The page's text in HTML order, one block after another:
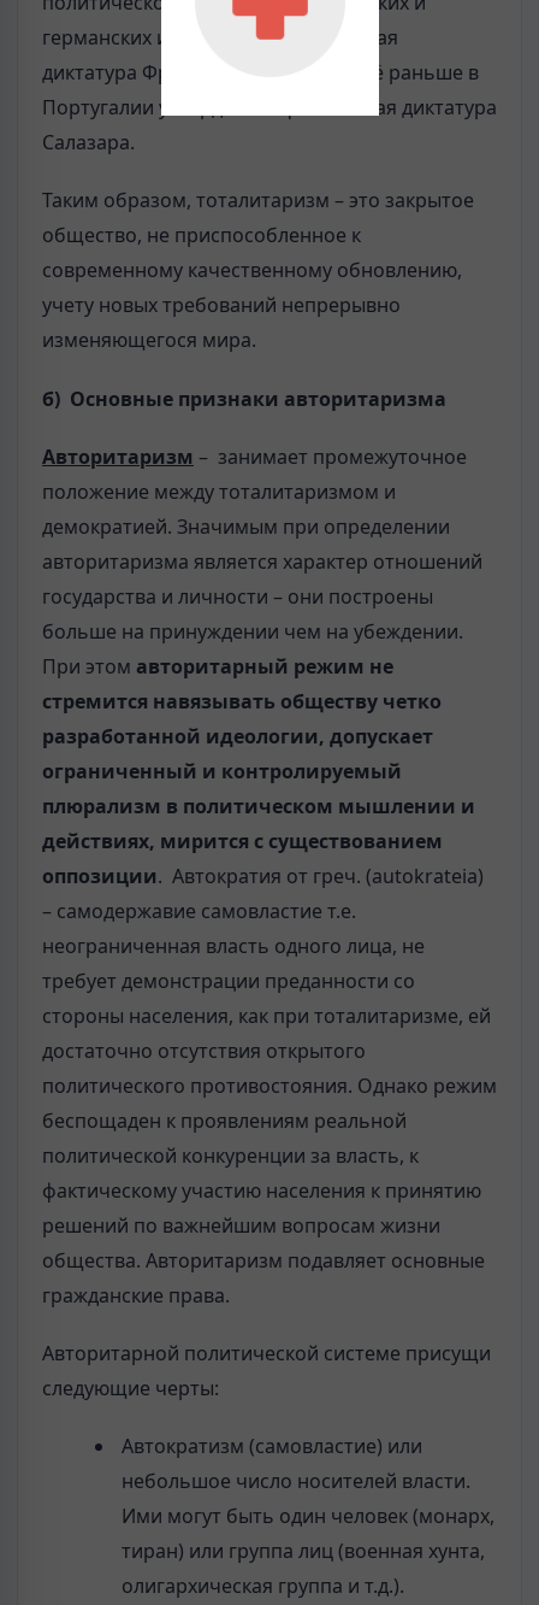
германских интервентов фашистская
диктатура Францисско Франко. Ещё раньше в
Португалии утвердилась фашистская диктатура
Салазара.
Таким образом, тоталитаризм – это закрытое
общество, не приспособленное к
современному качественному обновлению,
учету новых требований непрерывно
изменяющегося мира.
б) Основные признаки авторитаризма
Авторитаризм – занимает промежуточное
положение между тоталитаризмом и
демократией. Значимым при определении
авторитаризма является характер отношений
государства и личности – они построены
больше на принуждении чем на убеждении.
При этом авторитарный режим не
стремится навязывать обществу четко
разработанной идеологии, допускает
ограниченный и контролируемый
плюрализм в политическом мышлении и
действиях, мирится с существованием
оппозиции. Автократия от греч. (autokrateia)
– самодержавие самовластие т.е.
неограниченная власть одного лица, не
требует демонстрации преданности со
стороны населения, как при тоталитаризме, ей
достаточно отсутствия открытого
политического противостояния. Однако режим
беспощаден к проявлениям реальной
политической конкуренции за власть, к
фактическому участию населения к принятию
решений по важнейшим вопросам жизни
общества. Авторитаризм подавляет основные
гражданские права.
Авторитарной политической системе присущи
следующие черты:
Автократизм (самовластие) или
небольшое число носителей власти.
Ими могут быть один человек (монарх,
тиран) или группа лиц (военная хунта,
олигархическая группа и т.д.).